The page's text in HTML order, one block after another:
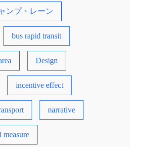
ンプ・レーン
bus rapid transit
Design
incentive effect
narrative
measure